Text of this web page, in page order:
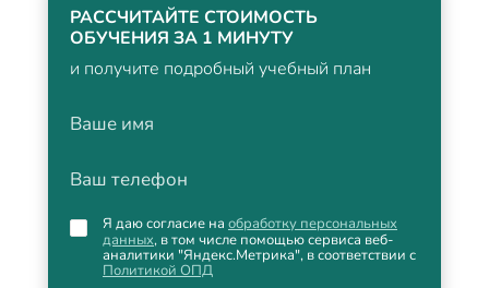
РАССЧИТАЙТЕ СТОИМОСТЬ
ОБУЧЕНИЯ ЗА 1 МИНУТУ
и получите подробный учебный план
Ваше имя
Ваш телефон
Я даю согласие на обработку персональных
данных, в том числе помощью сервиса веб-
аналитики "Яндекс.Метрика", в соответствии с
Политикой ОПД